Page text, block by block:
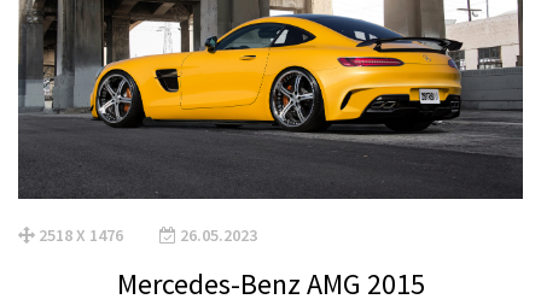
2518 X 1476 26.05.2023
Mercedes-Benz AMG 2015